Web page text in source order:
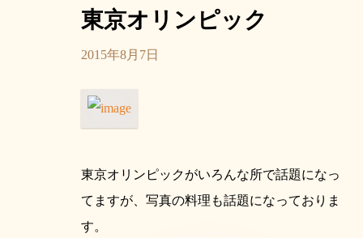
東京オリンピック
2015年8月7日
東京オリンピックがいろんな所で話題になっ
てますが、写真の料理も話題になっておりま
す。